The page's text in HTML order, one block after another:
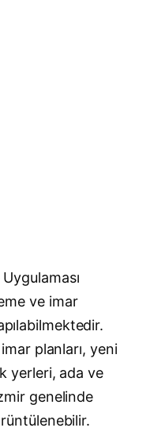
ve imar
planları, yeni
yerleri, ada ve
genelinde